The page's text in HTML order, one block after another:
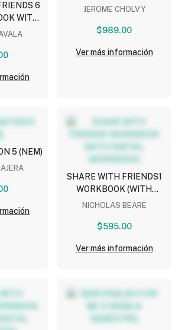
6
WITH
DSB +
EBOOK
PROFESSIONNEL
JEROME CHOLVY
$989.00
Ver más información
5 (NEM)
SHARE WITH FRIENDS1
WORKBOOK (WITH
DIGITAL WORKBOOK)
NICHOLAS BEARE
$595.00
Ver más información